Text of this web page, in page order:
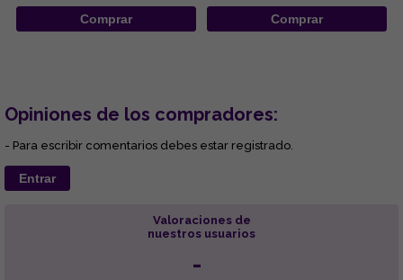
Comprar Comprar
Opiniones de los compradores:
- Para escribir comentarios debes estar registrado.
Entrar
Valoraciones de
nuestros usuarios
-